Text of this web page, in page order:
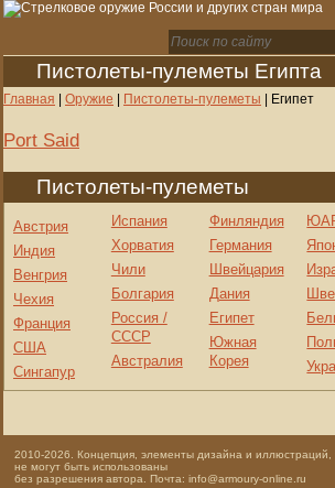
Пистолеты-пулеметы Египта
Главная Оружие Пистолеты-пулеметы Египет
Port Said
Пистолеты-пулеметы
Австрия
Индия
Венгрия
Чехия
Франция
США
Сингапур
Испания
Хорватия
Чили
Болгария
Россия /
СССР
Австралия
Финляндия
Германия
Швейцария
Дания
Египет
Южная
Корея
2010-2026. Концепция, элементы дизайна и иллюстраций,
не могут быть использованы
без разрешения автора. Почта: info@armoury-online.ru